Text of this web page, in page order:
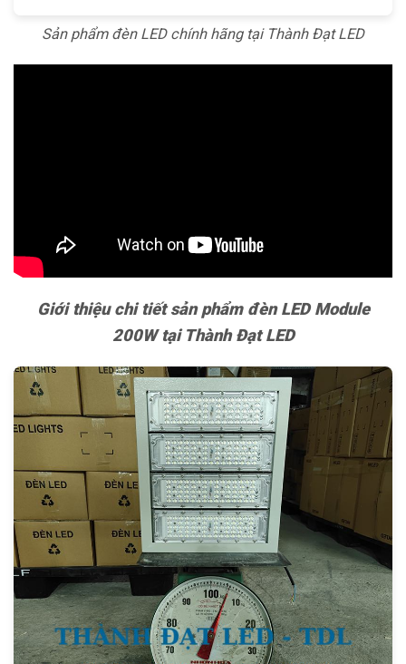
Sản phẩm đèn LED chính hãng tại Thành Đạt LED
Giới thiệu chi tiết sản phẩm đèn LED Module
200W tại Thành Đạt LED